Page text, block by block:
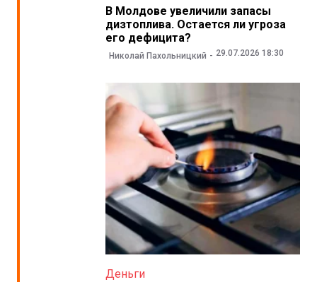
В Молдове увеличили запасы
дизтоплива. Остается ли угроза
его дефицита?
Николай Пахольницкий 29.07.2026 18:30
Деньги